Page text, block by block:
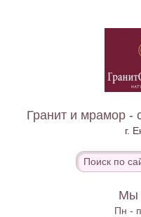
Гранит и мрамор -
г.
Мы
Пн -